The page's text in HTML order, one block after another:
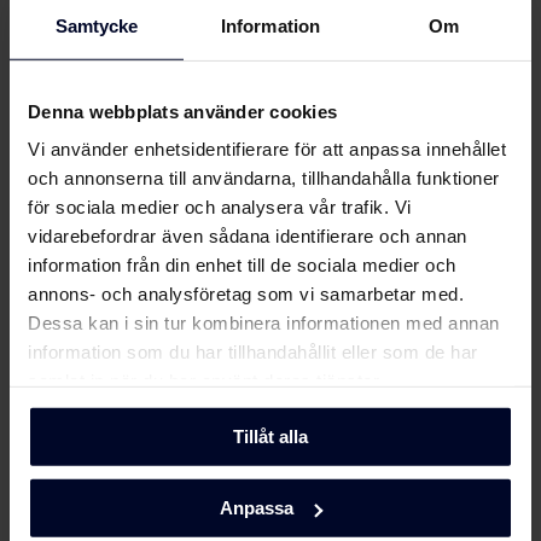
Samtycke Information Om
Denna webbplats använder cookies
Vi använder enhetsidentifierare för att anpassa innehållet
och annonserna till användarna, tillhandahålla funktioner
för sociala medier och analysera vår trafik. Vi
vidarebefordrar även sådana identifierare och annan
information från din enhet till de sociala medier och
annons- och analysföretag som vi samarbetar med.
Dessa kan i sin tur kombinera informationen med annan
information som du har tillhandahållit eller som de har
Tillåt alla
Anpassa
EU-produktbeskrivning
(SV)
EU-produktbeskrivning
(NO)
Ladda ner
EU-produktbeskrivning
(FI)
Ladda ner
EU-produktbeskrivning
(EN)
Ladda ner
EU-produktbeskrivning
OmGram